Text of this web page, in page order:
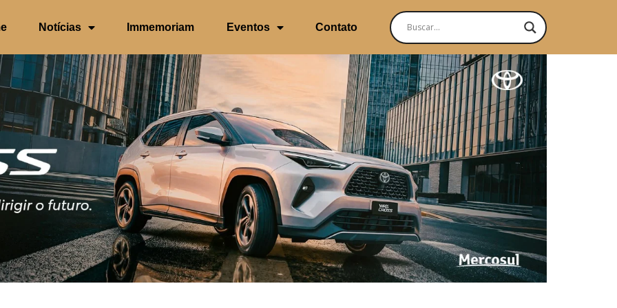
Notícias Immemoriam Eventos Contato